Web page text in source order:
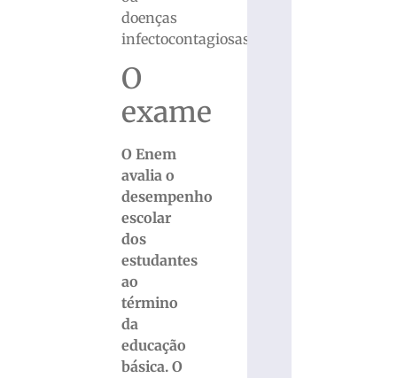
doenças
infectocontagiosas.
O
exame
O Enem
avalia o
desempenho
escolar
dos
estudantes
ao
término
da
educação
básica. O